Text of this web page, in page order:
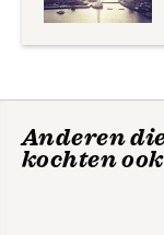
Anderen
kochten ook